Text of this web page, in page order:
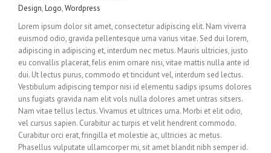
Design,Logo,Wordpress
Lorem ipsum dolor sit amet, consectetur adipiscing elit. Nam viverra
euismod odio, gravida pellentesque urna varius vitae. Sed dui lorem,
adipiscing in adipiscing et, interdum nec metus. Mauris ultricies, justo
eu convallis placerat, felis enim ornare nisi, vitae mattis nulla ante id
dui. Ut lectus purus, commodo et tincidunt vel, interdum sed lectus.
Vestibulum adipiscing tempor nisi id elementu sadips ipsums dolores
uns fugiats gravida nam elit vols nulla dolores amet untras sitsers.
Nam vitae tellus lectus. Vivamus et ultrices urna. Morbi et elit odio,
vel cursus sapien. Curabitur ac turpis et velit hendrerit commodo.
Curabitur orci erat, fringilla et molestie ac, ultricies ac metus.
Phasellus vulputate ullamcorper mi, sit amet blandit nibh semper id.